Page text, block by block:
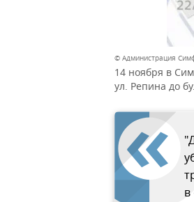
© Администрация
14 ноября в
ул. Репина до